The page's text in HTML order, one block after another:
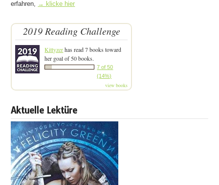
erfahren, → klicke hier
2019 Reading Challenge
Kittyzerhas read 7 books toward
her goal of 50 books.
7 of 50
(14%)
view books
Aktuelle Lektüre